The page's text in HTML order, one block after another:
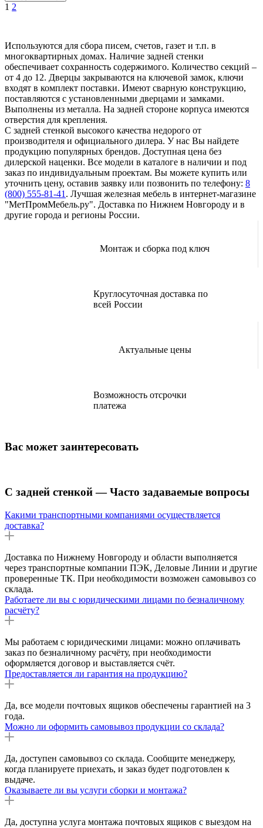
1 2
Используются для сбора писем, счетов, газет и т.п. в
многоквартирных домах. Наличие задней стенки
обеспечивает сохранность содержимого. Количество секций –
от 4 до 12. Дверцы закрываются на ключевой замок, ключи
входят в комплект поставки. Имеют сварную конструкцию,
поставляются с установленными дверцами и замками.
Выполнены из металла. На задней стороне корпуса имеются
отверстия для крепления.
С задней стенкой высокого качества недорого от
производителя и официального дилера. У нас Вы найдете
продукцию популярных брендов. Доступная цена без
дилерской наценки. Все модели в каталоге в наличии и под
заказ по индивидуальным проектам. Вы можете купить или
уточнить цену, оставив заявку или позвонить по телефону: 8
(800) 555-81-41 . Лучшая железная мебель в интернет-магазине
"МетПромМебель.ру". Доставка по Нижнем Новгороду и в
другие города и регионы России.
Монтаж и сборка под ключ
Круглосуточная доставка по
всей России
Актуальные цены
Возможность отсрочки
платежа
Вас может заинтересовать
С задней стенкой — Часто задаваемые вопросы
Какими транспортными компаниями осуществляется
доставка?
Доставка по Нижнему Новгороду и области выполняется
через транспортные компании ПЭК, Деловые Линии и другие
проверенные ТК. При необходимости возможен самовывоз со
склада.
Работаете ли вы с юридическими лицами по безналичному
расчёту?
Мы работаем с юридическими лицами: можно оплачивать
заказ по безналичному расчёту, при необходимости
оформляется договор и выставляется счёт.
Предоставляется ли гарантия на продукцию?
Да, все модели почтовых ящиков обеспечены гарантией на 3
года.
Можно ли оформить самовывоз продукции со склада?
Да, доступен самовывоз со склада. Сообщите менеджеру,
когда планируете приехать, и заказ будет подготовлен к
выдаче.
Оказываете ли вы услуги сборки и монтажа?
Да, доступна услуга монтажа почтовых ящиков с выездом на